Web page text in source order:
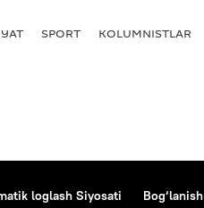
SPORT KOLUMNISTLAR
loglash Siyosati Bog‘lanish